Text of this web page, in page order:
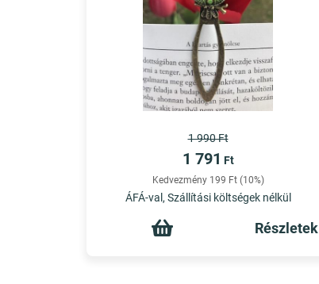
1 990 Ft
1 791 Ft
Kedvezmény 199 Ft (10%)
ÁFÁ-val, Szállítási költségek nélkül
Részletek